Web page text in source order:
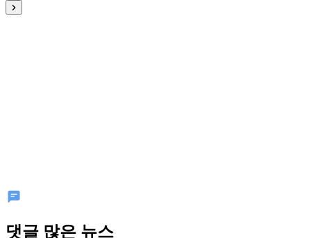
댓글 많은 뉴스